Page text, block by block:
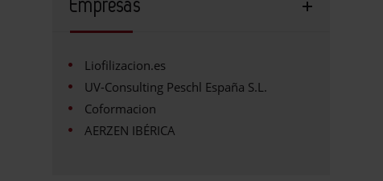
Empresas
Liofilizacion.es
UV-Consulting Peschl España S.L.
Coformacion
AERZEN IBÉRICA